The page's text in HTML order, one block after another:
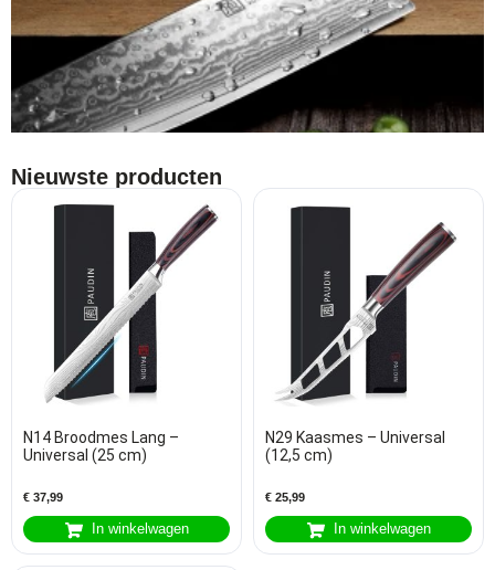
Nieuwste producten
N14 Broodmes Lang –
Universal (25 cm)
€ 37,99
In winkelwagen
N29 Kaasmes – Universal
(12,5 cm)
€ 25,99
In winkelwagen